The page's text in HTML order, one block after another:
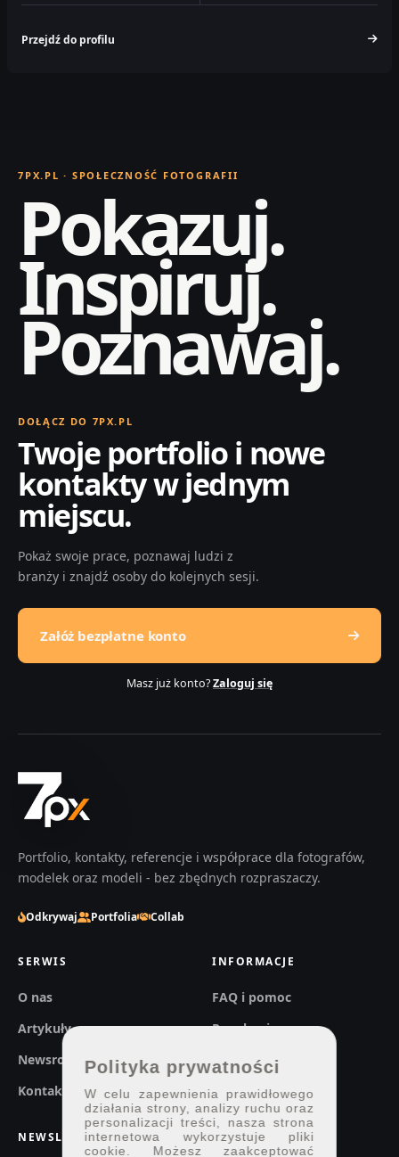
Przejdź do profilu
7PX.PL · SPOŁECZNOŚĆ FOTOGRAFII
Pokazuj.
Inspiruj.
Poznawaj.
DOŁĄCZ DO 7PX.PL
Twoje portfolio i nowe
kontakty w jednym
miejscu.
Pokaż swoje prace, poznawaj ludzi z
branży i znajdź osoby do kolejnych sesji.
Załóż bezpłatne konto
Masz już konto?Zaloguj się
Portfolio, kontakty, referencje i współprace dla fotografów,
modelek oraz modeli - bez zbędnych rozpraszaczy.
Odkrywaj Portfolia Collab
SERWIS
O nas
Artykuły
Newsroom
Kontakt
INFORMACJE
FAQ i pomoc
Regulaminy
Prywatność
NEWSLETTER
Polityka prywatności
W celu zapewnienia prawidłowego
działania strony, analizy ruchu oraz
personalizacji treści, nasza strona
internetowa wykorzystuje pliki
cookie. Możesz zaakceptować